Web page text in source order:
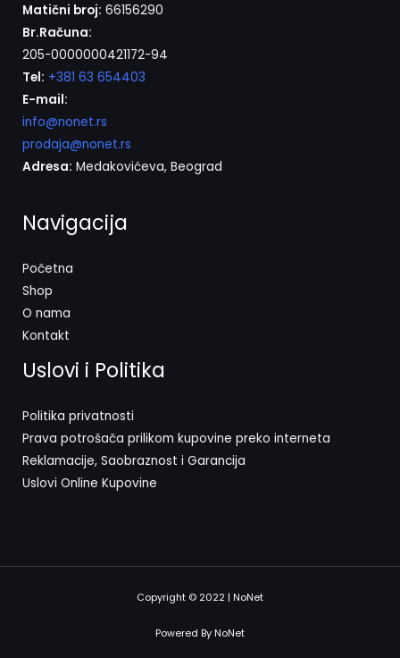
Matični broj: 66156290
Br.Računa:
205-0000000421172-94
Tel: +381 63 654403
E-mail:
info@nonet.rs
prodaja@nonet.rs
Adresa: Medakovićeva, Beograd
Navigacija
Početna
Shop
O nama
Kontakt
Uslovi i Politika
Politika privatnosti
Prava potrošača prilikom kupovine preko interneta
Reklamacije, Saobraznost i Garancija
Uslovi Online Kupovine
Copyright © 2022 | NoNet
Powered By NoNet